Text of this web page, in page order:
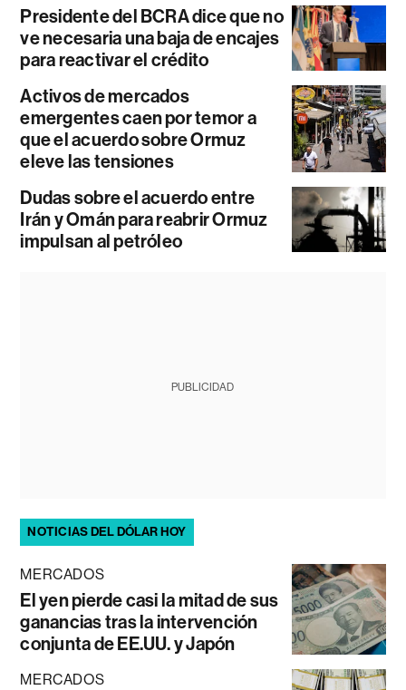
Presidente del BCRA dice que no
ve necesaria una baja de encajes
para reactivar el crédito
Activos de mercados
emergentes caen por temor a
que el acuerdo sobre Ormuz
eleve las tensiones
Dudas sobre el acuerdo entre
Irán y Omán para reabrir Ormuz
impulsan al petróleo
PUBLICIDAD
NOTICIAS DEL DÓLAR HOY
MERCADOS
El yen pierde casi la mitad de sus
ganancias tras la intervención
conjunta de EE.UU. y Japón
MERCADOS